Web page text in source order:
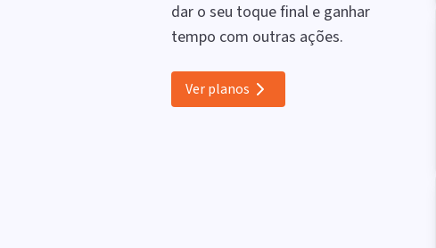
dar o seu toque final e ganhar
tempo com outras ações.
Ver planos